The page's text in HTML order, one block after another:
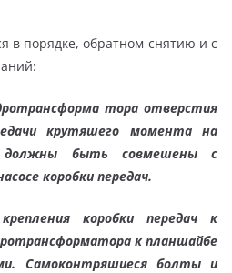
в порядке, обратном снятию и с
тора отверстия
крутяшего момента на
должны быть совмешены с
коробки передач.
коробки передач к
к планшайбе
Самоконтряшиеся болты и